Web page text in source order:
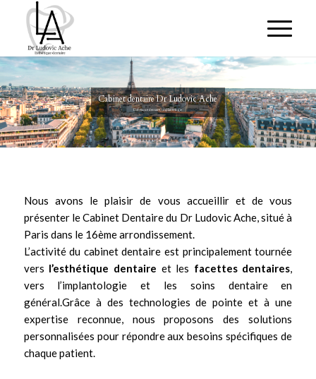
Cabinet dentaire Dr Ludovic Ache
Esthétique dentaire, Implantologie
Nous avons le plaisir de vous accueillir et de vous
présenter le Cabinet Dentaire du Dr Ludovic Ache, situé à
Paris dans le 16ème arrondissement.
L’activité du cabinet dentaire est principalement tournée
vers l’esthétique dentaire et les facettes dentaires,
vers l’implantologie et les soins dentaire en
général.Grâce à des technologies de pointe et à une
expertise reconnue, nous proposons des solutions
personnalisées pour répondre aux besoins spécifiques de
chaque patient.